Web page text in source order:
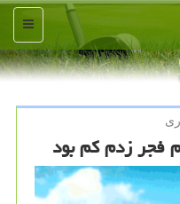
منو
فجر زدم كم بود